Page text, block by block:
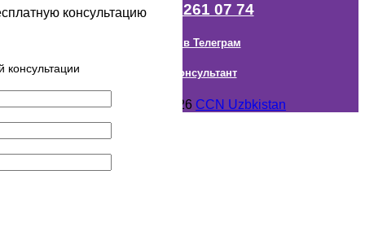
+998 (98) 261 07 74
Наш канал в Телеграм
Онлайн Консультант
Авторское право © 2018- 2026 CCN Uzbkistan
консультацию
консультации